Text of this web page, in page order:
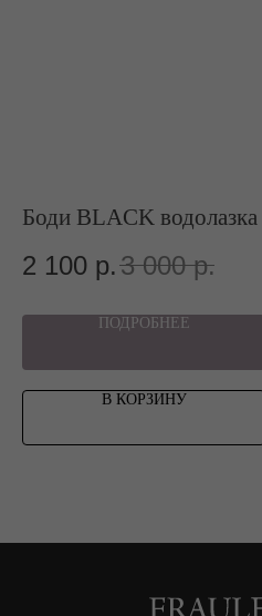
Боди BLACK водолазка
2 100 р.3 000 р.
ПОДРОБНЕЕ
В КОРЗИНУ
Каталог
NEW
Sale